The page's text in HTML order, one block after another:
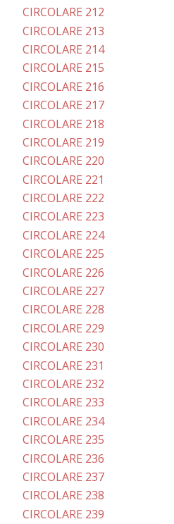
CIRCOLARE 212
CIRCOLARE 213
CIRCOLARE 214
CIRCOLARE 215
CIRCOLARE 216
CIRCOLARE 217
CIRCOLARE 218
CIRCOLARE 219
CIRCOLARE 220
CIRCOLARE 221
CIRCOLARE 222
CIRCOLARE 223
CIRCOLARE 224
CIRCOLARE 225
CIRCOLARE 226
CIRCOLARE 227
CIRCOLARE 228
CIRCOLARE 229
CIRCOLARE 230
CIRCOLARE 231
CIRCOLARE 232
CIRCOLARE 233
CIRCOLARE 234
CIRCOLARE 235
CIRCOLARE 236
CIRCOLARE 237
CIRCOLARE 238
CIRCOLARE 239